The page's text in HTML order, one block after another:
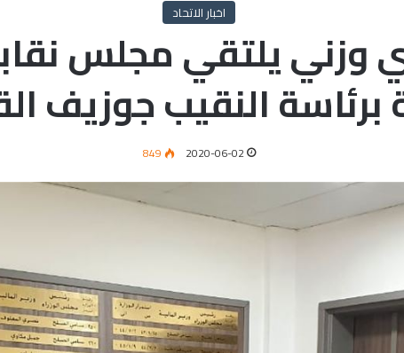
اخبار الاتحاد
وزني يلتقي مجلس
برئاسة النقيب جوزيف
2020-06-02
849